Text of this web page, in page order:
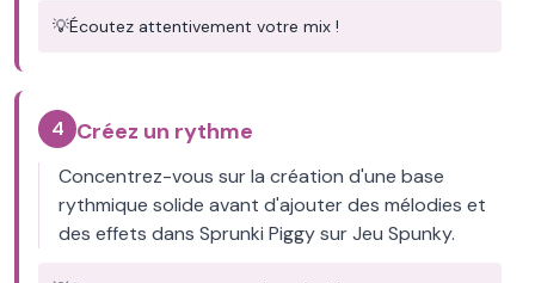
💡Écoutez attentivement votre mix !
4 Créez un rythme
Concentrez-vous sur la création d'une base
rythmique solide avant d'ajouter des mélodies et
des effets dans Sprunki Piggy sur Jeu Spunky.